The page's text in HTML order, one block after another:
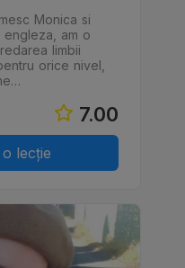
Monica si
am o
limbii
orice nivel,
7.00
lecție